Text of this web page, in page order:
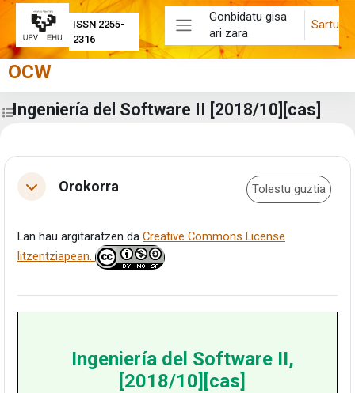
ISSN 2255-
2316
Alboko panela
Gonbidatu gisa
ari zara
Sartu
Joan eduki nagusira zuzenean
OCW
Zabaldu ikastaroaren aurkibidea
Ingeniería del Software II [2018/10][cas]
Eduki-bloke nagusiak
Atalaren laburpena
TolestuOrokorra Tolestu guztia
Lan hau argitaratzen da Creative Commons License
litzentziapean.
Ingeniería del Software II,
[2018/10][cas]